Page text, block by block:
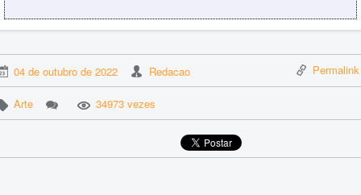
04 de outubro de 2022 Redacao Permalink
Arte 34973 vezes